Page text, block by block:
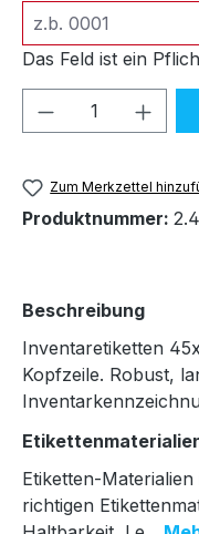
Das Feld ist ein
Produkt
Zum Merkzettel
Produktnummer:
Beschreibung
Inventaretiketten
Kopfzeile. Robust,
Etiketten-
richtigen